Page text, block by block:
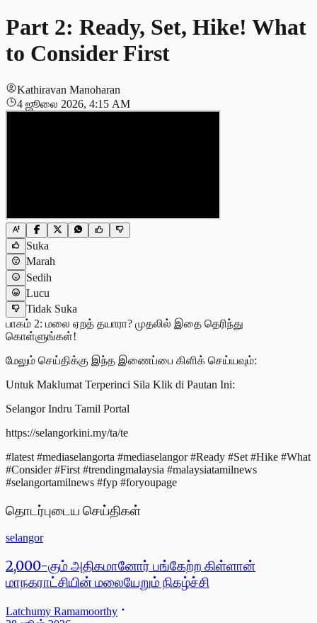
Part 2: Ready, Set, Hike! What
to Consider First
Kathiravan Manoharan
4 ஜூலை 2026, 4:15 AM
Suka
Marah
Sedih
Lucu
Tidak Suka
பாகம் 2: மலை ஏறத் தயாரா? முதலில் இதை தெரிந்து
கொள்ளுங்கள்!
மேலும் செய்திக்கு இந்த இணைப்பை கிளிக் செய்யவும்:
Untuk Maklumat Terperinci Sila Klik di Pautan Ini:
Selangor Indru Tamil Portal
https://selangorkini.my/ta/te
#latest #mediaselangorta #mediaselangor #Ready #Set #Hike #What
#Consider #First #trendingmalaysia #malaysiatamilnews
#selangortamilnews #fyp #foryoupage
தொடர்புடைய செய்திகள்
selangor
2,000-கும் அதிகமானோர் பங்கேற்ற கிள்ளான்
மாநகராட்சியின் மலையேறும் நிகழ்ச்சி
Latchumy Ramamoorthy